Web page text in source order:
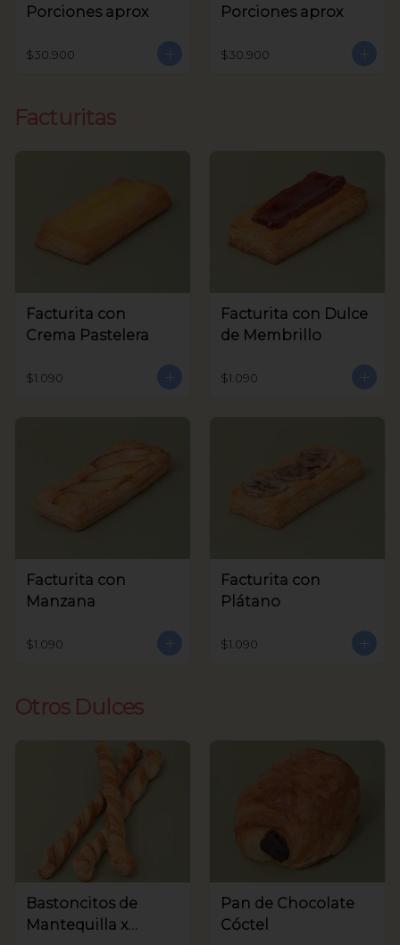
Porciones aprox
$30.900
Porciones aprox
$30.900
Facturitas
Facturita con
Crema Pastelera
$1.090
Facturita con Dulce
de Membrillo
$1.090
Facturita con
Manzana
$1.090
Facturita con
Plátano
$1.090
Otros Dulces
Bastoncitos de
Mantequilla x
Pan de Chocolate
Cóctel